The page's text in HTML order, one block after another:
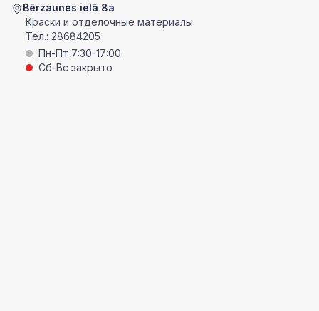
Bērzaunes ielā 8a
Краски и отделочные материалы
Тел.: 28684205
Пн-Пт 7:30-17:00
Сб-Вс закрыто